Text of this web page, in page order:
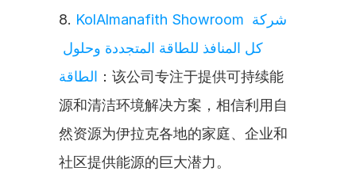
8. KolAlmanafith Showroom شركة
الطاقة ：该公司专注于提供可持续能
源和清洁环境解决方案，相信利用自
然资源为伊拉克各地的家庭、企业和
社区提供能源的巨大潜力。